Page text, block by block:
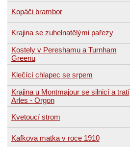
Kopáči brambor
Krajina se zuhelnatělými pařezy
Kostely v Pereshamu a Turnham
Greenu
Klečící chlapec se srpem
Krajina u Montmajour se silnicí a tratí
Arles - Orgon
Kvetoucí strom
Kafkova matka v roce 1910